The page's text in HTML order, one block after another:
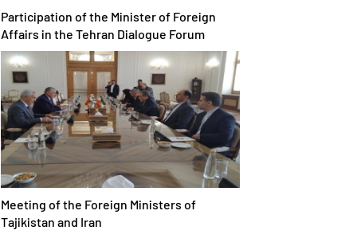
Participation of the Minister of Foreign
Affairs in the Tehran Dialogue Forum
Meeting of the Foreign Ministers of
Tajikistan and Iran